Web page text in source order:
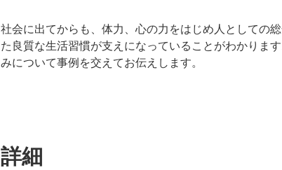
社会に出てからも、体力、心の力をはじめ人としての
た良質な生活習慣が支えになっていることがわかりま
みについて事例を交えてお伝えします。
詳細